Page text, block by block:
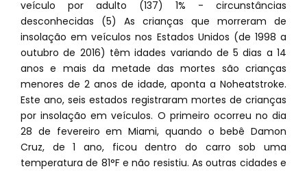
veículo por adulto (137) 1% - circunstâncias
desconhecidas (5) As crianças que morreram de
insolação em veículos nos Estados Unidos (de 1998 a
outubro de 2016) têm idades variando de 5 dias a 14
anos e mais da metade das mortes são crianças
menores de 2 anos de idade, aponta a Noheatstroke.
Este ano, seis estados registraram mortes de crianças
por insolação em veículos. O primeiro ocorreu no dia
28 de fevereiro em Miami, quando o bebê Damon
Cruz, de 1 ano, ficou dentro do carro sob uma
temperatura de 81°F e não resistiu. As outras cidades e